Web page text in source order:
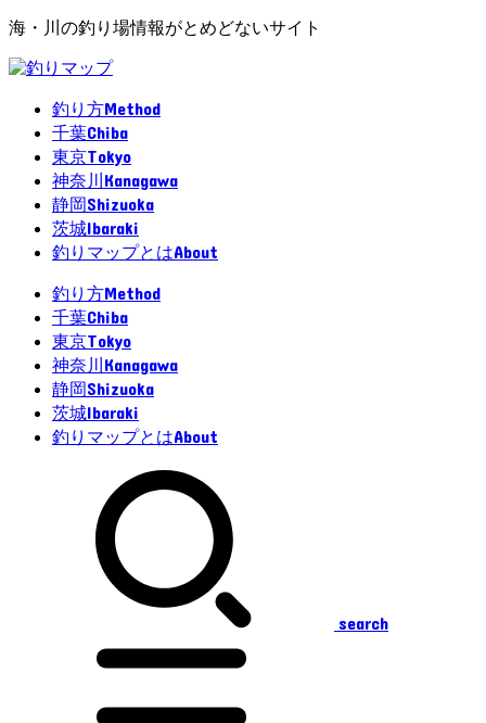
海・川の釣り場情報がとめどないサイト
釣り方Method
千葉Chiba
東京Tokyo
神奈川 Kanagawa
静岡Shizuoka
茨城Ibaraki
釣りマップとはAbout
釣り方Method
千葉Chiba
東京Tokyo
神奈川 Kanagawa
静岡Shizuoka
茨城Ibaraki
釣りマップとはAbout
search